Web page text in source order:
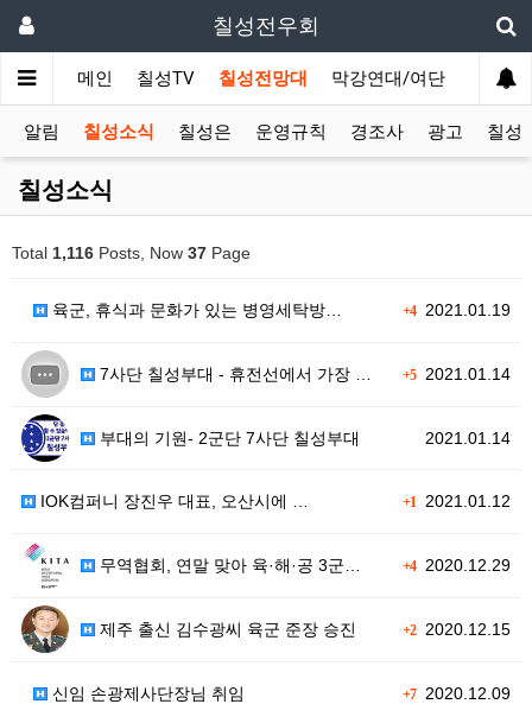
칠성전우회
메인 칠성TV 칠성전망대 막강연대/여단 사단
알림 칠성소식 칠성은 운영규칙 경조사 광고 칠성
칠성소식
Total 1,116 Posts, Now 37 Page
+42021.01.19
육군, 휴식과 문화가 있는 병영세탁방…
+52021.01.14
7사단 칠성부대 - 휴전선에서 가장 …
2021.01.14
부대의 기원- 2군단 7사단 칠성부대
+1 2021.01.12
IOK컴퍼니 장진우 대표, 오산시에 …
+42020.12.29
무역협회, 연말 맞아 육·해·공 3군…
+22020.12.15
제주 출신 김수광씨 육군 준장 승진
+72020.12.09
신임 손광제사단장님 취임